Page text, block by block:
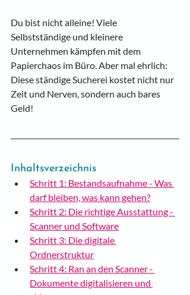
Du bist nicht alleine! Viele
Selbstständige und kleinere
Unternehmen kämpfen mit dem
Papierchaos im Büro. Aber mal ehrlich:
Diese ständige Sucherei kostet nicht nur
Zeit und Nerven, sondern auch bares
Geld!
Inhaltsverzeichnis
Schritt 1: Bestandsaufnahme - Was
darf bleiben, was kann gehen?
Schritt 2: Die richtige Ausstattung -
Scanner und Software
Schritt 3: Die digitale
Ordnerstruktur
Schritt 4: Ran an den Scanner -
Dokumente digitalisieren und